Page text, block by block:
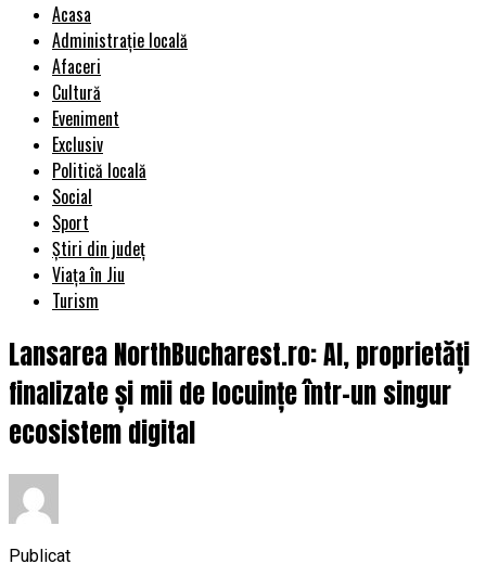
Acasa
Administrație locală
Afaceri
Cultură
Eveniment
Exclusiv
Politică locală
Social
Sport
Știri din județ
Viața în Jiu
Turism
Lansarea NorthBucharest.ro: AI, proprietăți
finalizate și mii de locuințe într-un singur
ecosistem digital
Publicat